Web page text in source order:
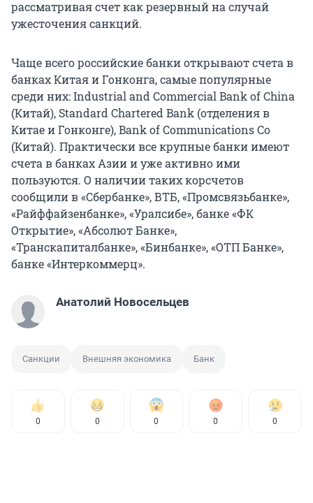
рассматривая счет как резервный на случай
ужесточения санкций.
Чаще всего российские банки открывают счета в
банках Китая и Гонконга, самые популярные
среди них: Industrial and Commercial Bank of China
(Китай), Standard Chartered Bank (отделения в
Китае и Гонконге), Bank of Communications Co
(Китай). Практически все крупные банки имеют
счета в банках Азии и уже активно ими
пользуются. О наличии таких корсчетов
сообщили в «Сбербанке», ВТБ, «Промсвязьбанке»,
«Райффайзенбанке», «Уралсибе», банке «ФК
Открытие», «Абсолют Банке»,
«Транскапиталбанке», «Бинбанке», «ОТП Банке»,
банке «Интеркоммерц».
Анатолий Новосельцев
Санкции Внешняя экономика Банк
0 0 0 0 0